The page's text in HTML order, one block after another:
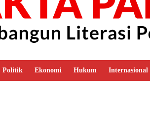
Politik Ekonomi Hukum Internasional